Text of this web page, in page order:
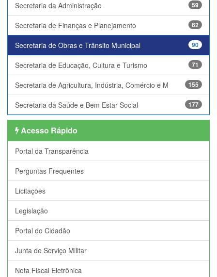
59
Secretaria da Administração
62
Secretaria de Finanças e Planejamento
90
Secretaria de Obras e Trânsito Municipal
71
Secretaria de Educação, Cultura e Turismo
155
Secretaria de Agricultura, Indústria, Comércio e M
177
Secretaria da Saúde e Bem Estar Social
Acesso Rápido
Portal da Transparência
Perguntas Frequentes
Licitações
Legislação
Portal do Cidadão
Junta de Serviço Militar
Nota Fiscal Eletrônica